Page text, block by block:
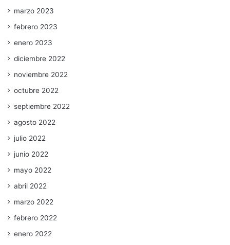
marzo 2023
febrero 2023
enero 2023
diciembre 2022
noviembre 2022
octubre 2022
septiembre 2022
agosto 2022
julio 2022
junio 2022
mayo 2022
abril 2022
marzo 2022
febrero 2022
enero 2022